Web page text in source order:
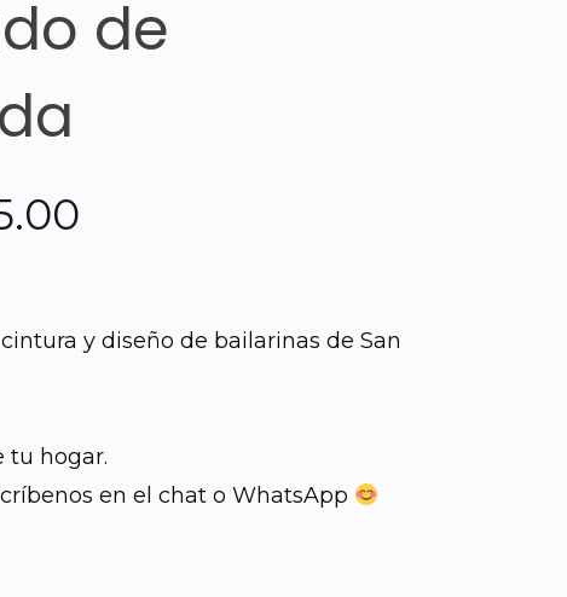
de
actual
Q995.00.
y diseño de bailarinas de San
tu hogar.
en el chat o WhatsApp